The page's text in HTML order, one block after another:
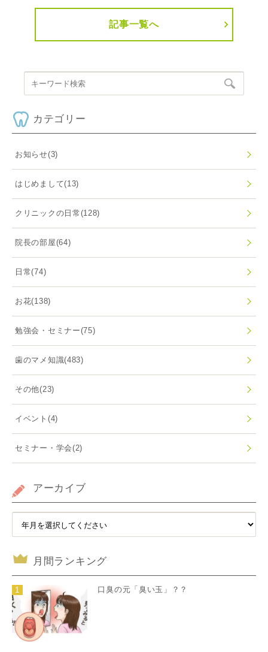
記事一覧へ
カテゴリー
お知らせ(3)
はじめまして(13)
クリニックの日常(128)
院長の部屋(64)
日常(74)
お花(138)
勉強会・セミナー(75)
歯のマメ知識(483)
その他(23)
イベント (4)
セミナー・学会(2)
アーカイブ
月間ランキング
1 口臭の元「臭い玉」？？